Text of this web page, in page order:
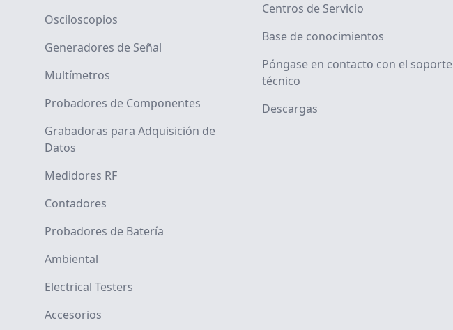
Osciloscopios
Generadores de Señal
Multímetros
Probadores de Componentes
Grabadoras para Adquisición de
Datos
Medidores RF
Contadores
Probadores de Batería
Ambiental
Electrical Testers
Accesorios
Centros de Servicio
Base de conocimientos
Póngase en contacto con el soporte
técnico
Descargas